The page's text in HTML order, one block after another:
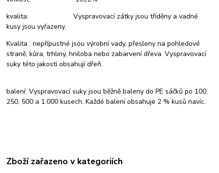
kvalita: Vyspravovací zátky jsou tříděny a vadné
kusy jsou vyřazeny.
Kvalita : nepřípustné jsou výrobní vady, přesleny na pohledové
straně, kůra, trhliny, hniloba nebo zabarvení dřeva. Vyspravovací
suky této jakosti obsahují dřeň.
balení: Vyspravovací suky jsou běžně baleny do PE sáčků po 100,
250, 500 a 1.000 kusech. Každé balení obsahuje 2 % kusů navíc.
Zboží zařazeno v kategoriích